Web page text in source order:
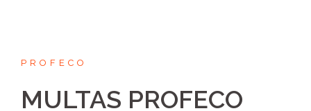
PROFECO
MULTAS PROFECO